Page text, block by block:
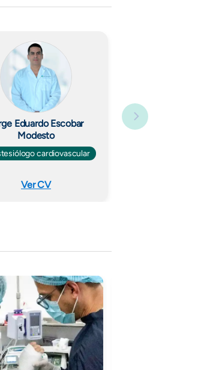
Eduardo Escobar
Modesto
cardiovascular
Ver CV